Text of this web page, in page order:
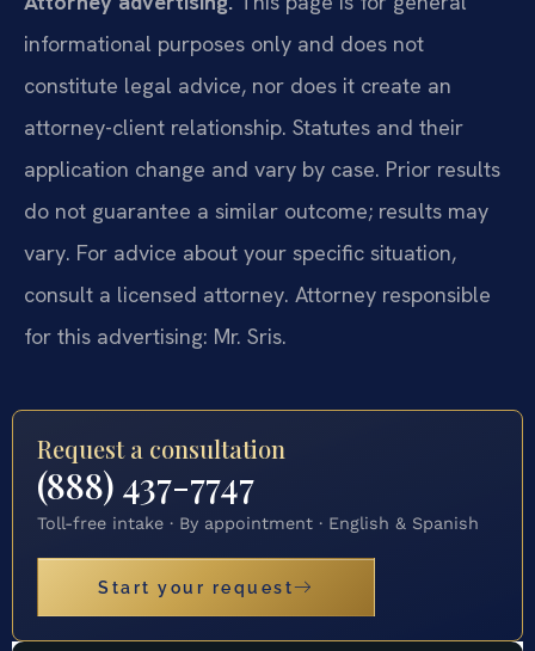
informational purposes only and does not
constitute legal advice, nor does it create an
attorney-client relationship. Statutes and their
application change and vary by case. Prior results
do not guarantee a similar outcome; results may
vary. For advice about your specific situation,
consult a licensed attorney. Attorney responsible
for this advertising: Mr. Sris.
Request a consultation
(888) 437-7747
Toll-free intake · By appointment · English & Spanish
Start your request